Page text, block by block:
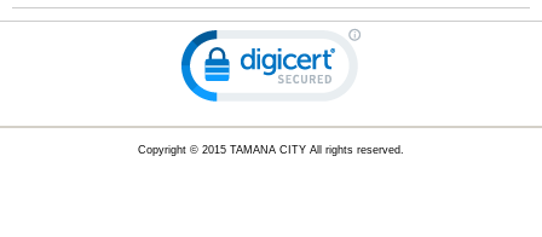
Copyright © 2015 TAMANA CITY All rights reserved.